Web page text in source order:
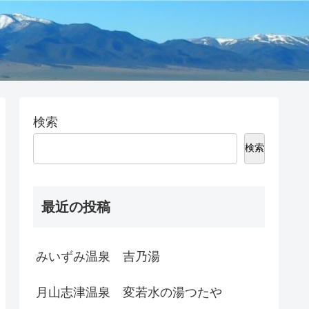
検索
検索
最近の投稿
みいずみ温泉 吉乃湯
月山志津温泉 変若水の湯つたや